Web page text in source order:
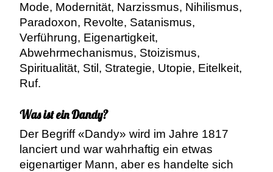
Mode, Modernität, Narzissmus, Nihilismus,
Paradoxon, Revolte, Satanismus,
Verführung, Eigenartigkeit,
Abwehrmechanismus, Stoizismus,
Spiritualität, Stil, Strategie, Utopie, Eitelkeit,
Ruf.
Was ist ein Dandy?
Der Begriff «Dandy» wird im Jahre 1817
lanciert und war wahrhaftig ein etwas
eigenartiger Mann, aber es handelte sich